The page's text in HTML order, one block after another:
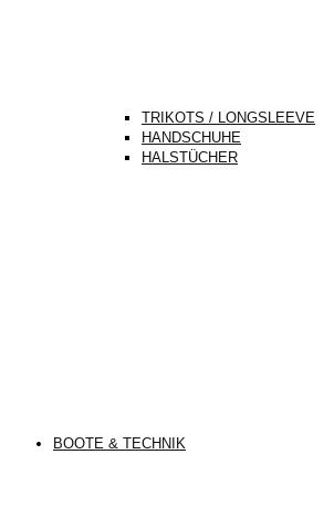
TRIKOTS / LONGSLEEVE
HANDSCHUHE
HALSTÜCHER
BOOTE & TECHNIK